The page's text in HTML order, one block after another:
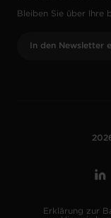
Bleiben Sie über Ihre
In den Newsletter
Erklärung zur